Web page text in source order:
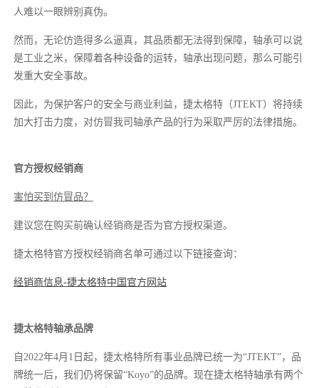
人难以一眼辨别真伪。
然而，无论仿造得多么逼真，其品质都无法得到保障，轴承可以说
是工业之米，保障着各种设备的运转，轴承出现问题，那么可能引
发重大安全事故。
因此，为保护客户的安全与商业利益，捷太格特（JTEKT）将持续
加大打击力度，对仿冒我司轴承产品的行为采取严厉的法律措施。
官方授权经销商
害怕买到仿冒品？
建议您在购买前确认经销商是否为官方授权渠道。
捷太格特官方授权经销商名单可通过以下链接查询：
经销商信息-捷太格特中国官方网站
捷太格特轴承品牌
自2022年4月1日起，捷太格特所有事业品牌已统一为“JTEKT”，品
牌统一后，我们仍将保留“Koyo”的品牌。现在捷太格特轴承有两个